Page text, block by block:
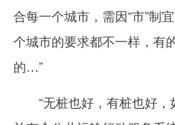
合每一个城市，需因“市”制
个城市的要求都不一样，有
的…”
“无桩也好，有桩也好，